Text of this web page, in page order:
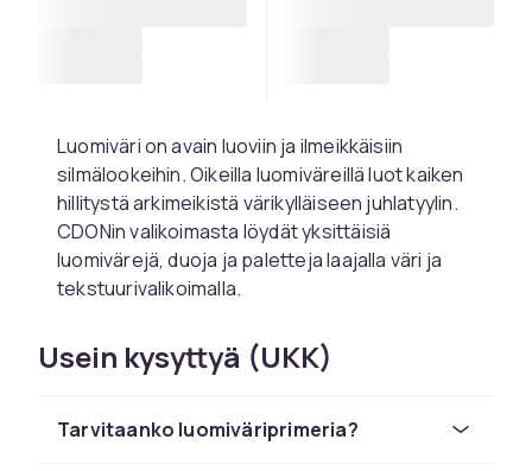
Luomiväri on avain luoviin ja ilmeikkäisiin
silmälookeihin. Oikeilla luomiväreillä luot kaiken
hillitystä arkimeikistä värikylläiseen juhlatyylin.
CDONin valikoimasta löydät yksittäisiä
luomivärejä, duoja ja paletteja laajalla väri ja
tekstuurivalikoimalla.
Matta, hohtavat ja
glitterluomivärit
Matta luomivärit antavat hienostuneen ja
ajattoman viimeistelyn, joka sopii sekä arkeen
Usein kysyttyä (UKK)
Tarvitaanko luomiväriprimeria?